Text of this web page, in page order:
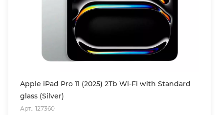
Apple iPad Pro 11 (2025) 2Tb Wi-Fi with Standard
glass (Silver)
Арт.: 127360